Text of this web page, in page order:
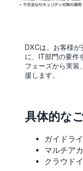
DXCは、お客様が
に、IT部門の要件
フェーズから実装
援します。
具体的な
ガイドラ
マルチア
クラウド